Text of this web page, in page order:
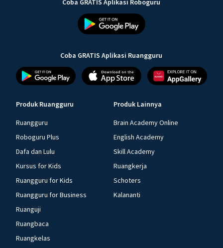
Coba GRATIS Aplikasi Roboguru
Coba GRATIS Aplikasi Ruangguru
Produk Ruangguru
Ruangguru
Roboguru Plus
Dafa dan Lulu
Kursus for Kids
Ruangguru for Kids
Ruangguru for Business
Ruanguji
Ruangbaca
Ruangkelas
Produk Lainnya
Brain Academy Online
English Academy
Skill Academy
Ruangkerja
Schoters
Kalananti